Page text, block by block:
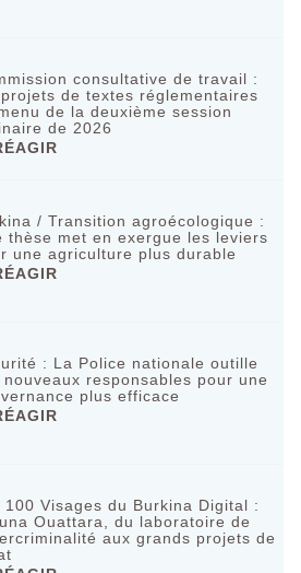
consultative de travail :
de textes réglementaires
de la deuxième session
de 2026
/ Transition agroécologique :
thèse met en exergue les leviers
une agriculture plus durable
: La Police nationale outille
nouveaux responsables pour une
plus efficace
100 Visages du Burkina Digital :
Ouattara, du laboratoire de
aux grands projets de